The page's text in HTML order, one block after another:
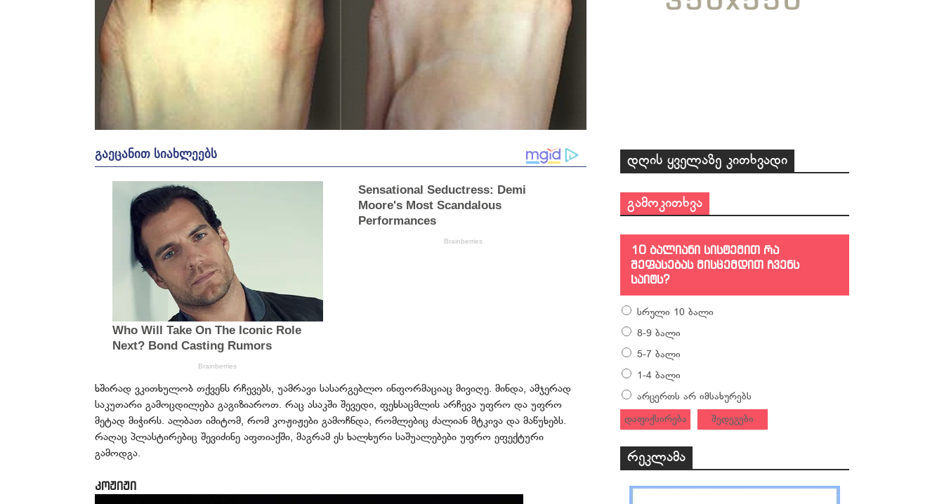
ხშირად ვკითხულობ თქვენს რჩევებს, უამრავი სასარგებლო ინფორმაციაც მივიღე. მინდა, ამჯერად
საკუთარი გამოცდილება გაგიზიაროთ. რაც ასაკში შევედი, ფეხსაცმლის არჩევა უფრო და უფრო
მეტად მიჭირს. ალბათ იმიტომ, რომ კოჟიჟები გამოჩნდა, რომლებიც ძალიან მტკივა და მაწუხებს.
რაღაც პლასტირებიც შევიძინე აფთიაქში, მაგრამ ეს ხალხური საშუალებები უფრო ეფექტური
გამოდგა.
კოჟიჟი
დღის ყველაზე კითხვადი
გამოკითხვა
10 ბალიანი სისტემით რა
შეფასებას მისცემდით ჩვენს
საიტს?
სრული 10 ბალი
8-9 ბალი
5-7 ბალი
1-4 ბალი
არცერთს არ იმსახურებს
დაფიქსირება
შედეგები
რეკლამა